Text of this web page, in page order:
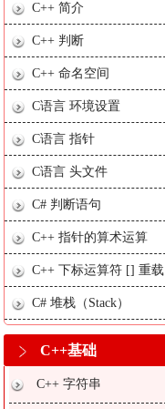
C++ 简介
C++ 判断
C++ 命名空间
C语言 环境设置
C语言 指针
C语言 头文件
C# 判断语句
C++ 指针的算术运算
C++ 下标运算符 [] 重载
C# 堆栈（Stack）
C++基础
C++ 字符串